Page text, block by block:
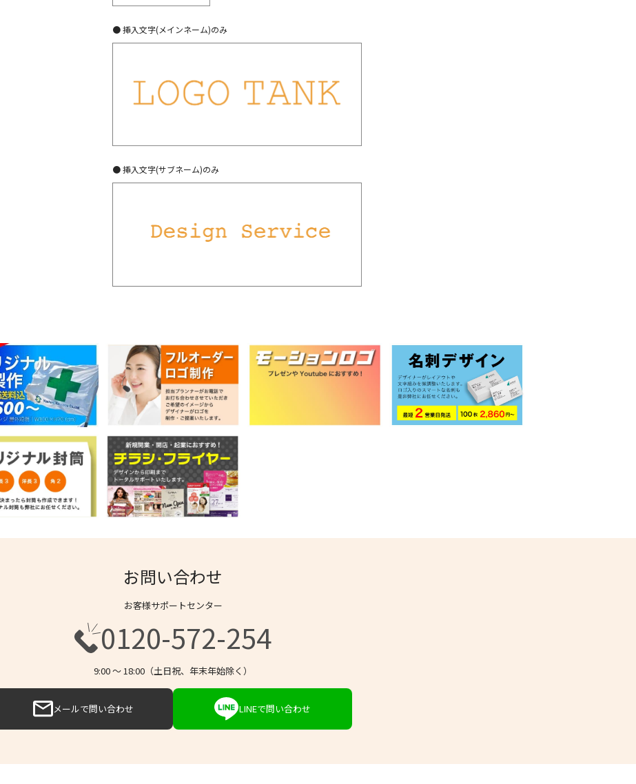
● 挿入文字(メインネーム)のみ
● 挿入文字(サブネーム)のみ
お問い合わせ
お客様サポートセンター
0120-572-254
9:00 〜 18:00（土日祝、年末年始除く）
メールで問い合わせ LINEで問い合わせ